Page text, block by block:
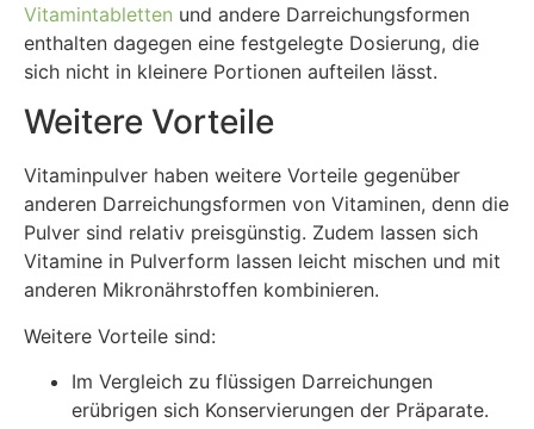
Vitamintabletten und andere Darreichungsformen
enthalten dagegen eine festgelegte Dosierung, die
sich nicht in kleinere Portionen aufteilen lässt.
Weitere Vorteile
Vitaminpulver haben weitere Vorteile gegenüber
anderen Darreichungsformen von Vitaminen, denn die
Pulver sind relativ preisgünstig. Zudem lassen sich
Vitamine in Pulverform lassen leicht mischen und mit
anderen Mikronährstoffen kombinieren.
Weitere Vorteile sind:
Im Vergleich zu flüssigen Darreichungen
erübrigen sich Konservierungen der Präparate.